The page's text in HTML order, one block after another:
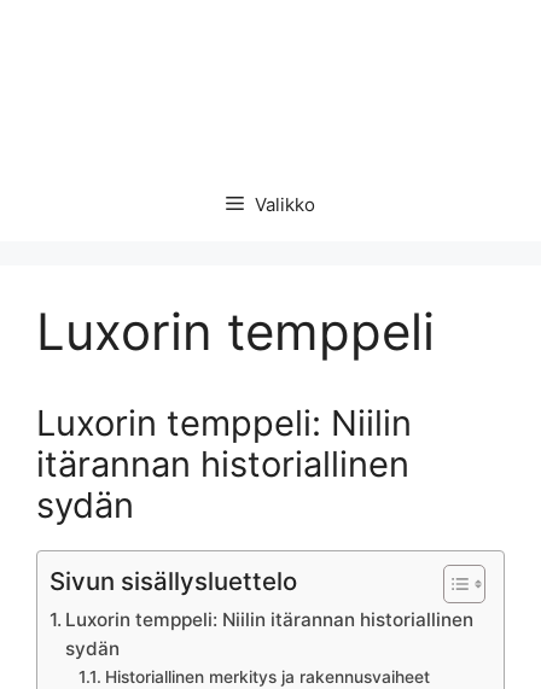
Valikko
Luxorin temppeli
Luxorin temppeli: Niilin
itärannan historiallinen
sydän
Sivun sisällysluettelo
Luxorin temppeli: Niilin itärannan historiallinen
sydän
Historiallinen merkitys ja rakennusvaiheet